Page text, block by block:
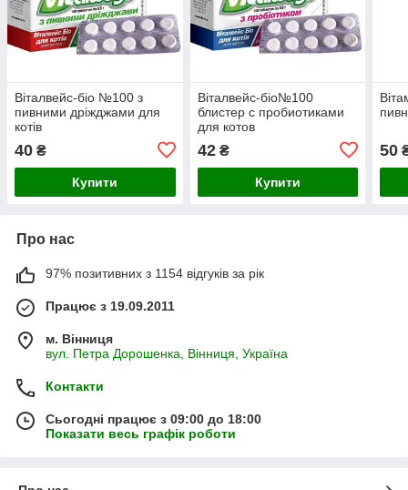
Віталвейс-біо №100 з
пивними дріжджами для
котів
40 ₴
Купити
Віталвейс-біо№100
блистер с пробиотиками
для котов
42₴
Купити
50
Про нас
97% позитивних з 1154 відгуків за рік
Працює з 19.09.2011
м. Вінниця
вул. Петра Дорошенка, Вінниця, Україна
Контакти
Сьогодні працює з 09:00 до 18:00
Показати весь графік роботи